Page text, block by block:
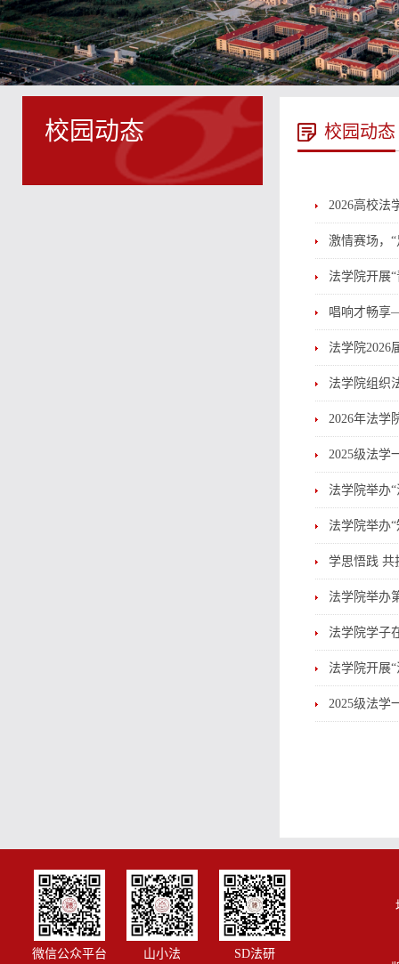
校园动态 校园动态
2026高校法
激情赛场，
法学院开展
唱响才畅享
法学院
法学院组织
2026年法学
2025级法学
法学院举办
法学院举办
学思悟践
法学院举办
法学院学子
法学院开展
2025级法学
微信公众平台 山小法 SD法研